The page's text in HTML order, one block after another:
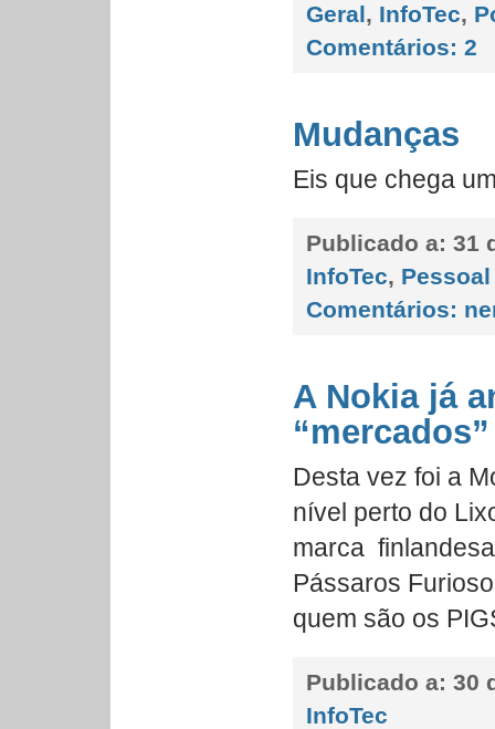
Geral, InfoTec,
Comentários: 2
Mudanças
Eis que chega
Publicado a: 31
InfoTec, Pessoal
Comentários:
A Nokia já
“mercados”
Desta vez foi a
nível perto do
marca
Pássaros
quem são os
Publicado a: 30
InfoTec